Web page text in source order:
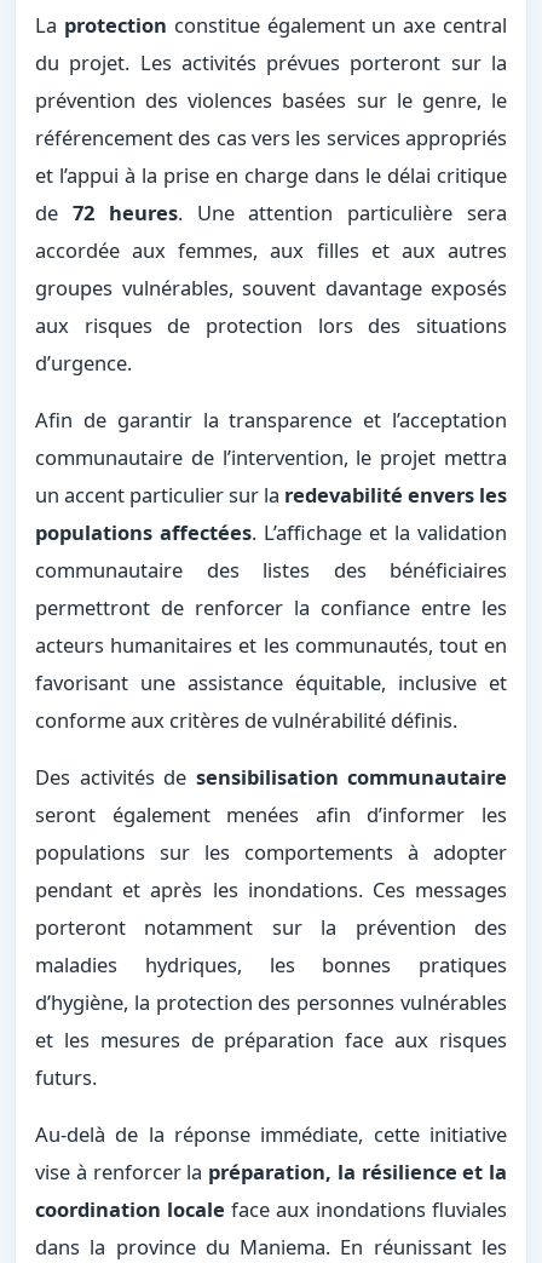
La protection constitue également un axe central
du projet. Les activités prévues porteront sur la
prévention des violences basées sur le genre, le
référencement des cas vers les services appropriés
et l’appui à la prise en charge dans le délai critique
de 72 heures. Une attention particulière sera
accordée aux femmes, aux filles et aux autres
groupes vulnérables, souvent davantage exposés
aux risques de protection lors des situations
d’urgence.
Afin de garantir la transparence et l’acceptation
communautaire de l’intervention, le projet mettra
un accent particulier sur la redevabilité envers les
populations affectées. L’affichage et la validation
communautaire des listes des bénéficiaires
permettront de renforcer la confiance entre les
acteurs humanitaires et les communautés, tout en
favorisant une assistance équitable, inclusive et
conforme aux critères de vulnérabilité définis.
Des activités de sensibilisation communautaire
seront également menées afin d’informer les
populations sur les comportements à adopter
pendant et après les inondations. Ces messages
porteront notamment sur la prévention des
maladies hydriques, les bonnes pratiques
d’hygiène, la protection des personnes vulnérables
et les mesures de préparation face aux risques
futurs.
Au-delà de la réponse immédiate, cette initiative
vise à renforcer la préparation, la résilience et la
coordination locale face aux inondations fluviales
dans la province du Maniema. En réunissant les